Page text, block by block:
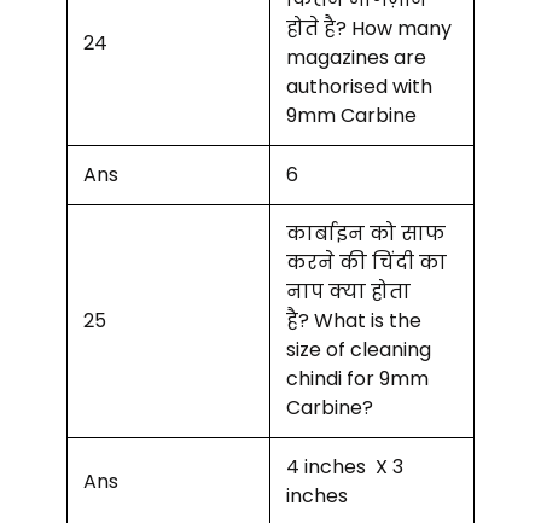
24
होते है? How many
magazines are
authorised with
9mm Carbine
Ans 6
25
कार्बाइन को साफ
करने की चिंदी का
नाप क्या होता
है? What is the
size of cleaning
chindi for 9mm
Carbine?
Ans
4 inches X 3
inches